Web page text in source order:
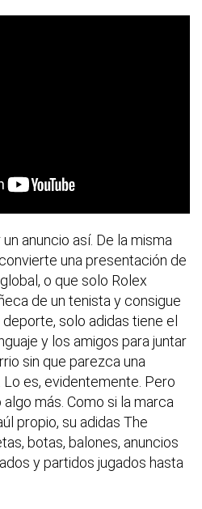
anuncio así. De la misma
una presentación de
o que solo Rolex
de un tenista y consigue
solo adidas tiene el
y los amigos para juntar
sin que parezca una
es, evidentemente. Pero
más. Como si la marca
propio, su adidas The
botas, balones, anuncios
y partidos jugados hasta